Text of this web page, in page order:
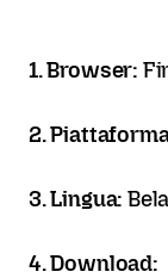
1. Browser:
2.
3. Lingua:
4. Download: